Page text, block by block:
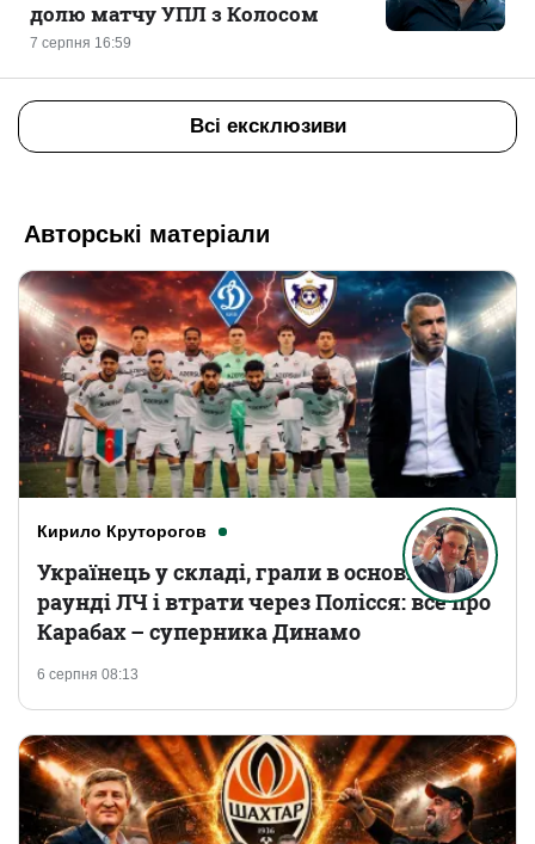
7 серпня 16:59
долю матчу УПЛ з Колосом
Всі ексклюзиви
Авторські матеріали
Кирило Круторогов
6 серпня 08:13
Українець у складі, грали в основному
раунді ЛЧ і втрати через Полісся: все про
Карабах – суперника Динамо